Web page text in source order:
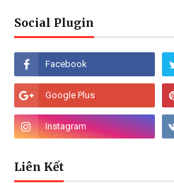
Social Plugin
Liên Kết